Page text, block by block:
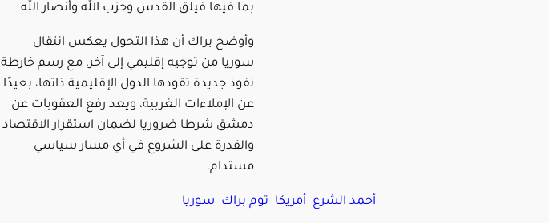
بما فيها فيلق القدس وحزب الله وأنصار الله
وأوضح براك أن هذا التحول يعكس انتقال
سوريا من توجيه إقليمي إلى آخر، مع رسم خارطة
نفوذ جديدة تقودها الدول الإقليمية ذاتها، بعيدًا
عن الإملاءات الغربية، ويعد رفع العقوبات عن
دمشق شرطا ضروريا لضمان استقرار الاقتصاد
والقدرة على الشروع في أي مسار سياسي
مستدام.
أحمد الشرع أمريكا توم براك سوريا